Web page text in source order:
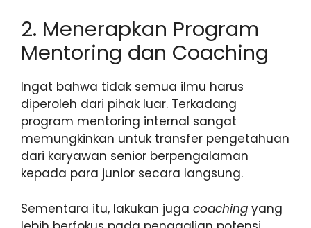
2. Menerapkan Program
Mentoring dan Coaching
​Ingat bahwa tidak semua ilmu harus
diperoleh dari pihak luar. Terkadang
program mentoring internal sangat
memungkinkan untuk transfer pengetahuan
dari karyawan senior berpengalaman
kepada para junior secara langsung.
Sementara itu, lakukan juga coaching yang